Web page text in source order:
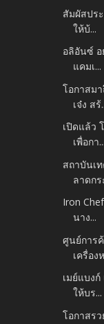
สัมผัสปร
ให้บ้...
อลิอันซ์
แคมเ...
โอกาสม
เจ๋ง สร้
เปิดแล้ว
เพื่อกา...
สถาบันเ
ลาดกร
Iron
นาง...
ศูนย์การ
เครื่อง
เมย์แบง
ให้บร...
โอกาสร